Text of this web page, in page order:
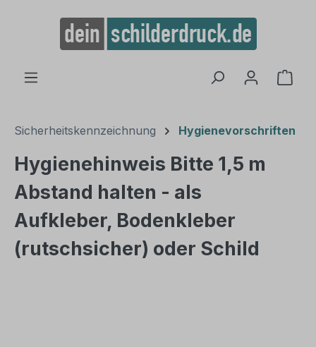
springen
Sicherheitskennzeichnung Hygienevorschriften
Hygienehinweis Bitte 1,5 m
Abstand halten - als
Aufkleber, Bodenkleber
(rutschsicher) oder Schild